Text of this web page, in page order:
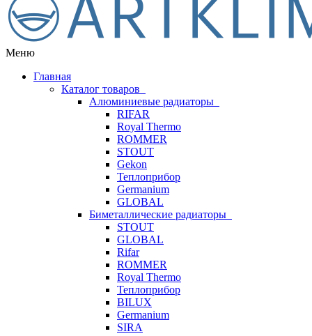
Меню
Главная
Каталог товаров
Алюминиевые радиаторы
RIFAR
Royal Thermo
ROMMER
STOUT
Gekon
Теплоприбор
Germanium
GLOBAL
Биметаллические радиаторы
STOUT
GLOBAL
Rifar
ROMMER
Royal Thermo
Теплоприбор
BILUX
Germanium
SIRA